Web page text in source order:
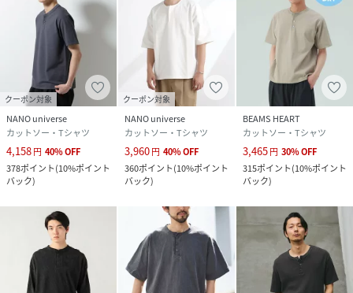
クーポン対象
NANO universe
カットソー・Tシャツ
4,158円 40%OFF
378ポイント(10%ポイント
バック)
クーポン対象
NANO universe
カットソー・Tシャツ
3,960円 40%OFF
360ポイント(10%ポイント
バック)
BEAMS HEART
カットソー・Tシャツ
3,465円 30%OFF
315ポイント(10%ポイント
バック)